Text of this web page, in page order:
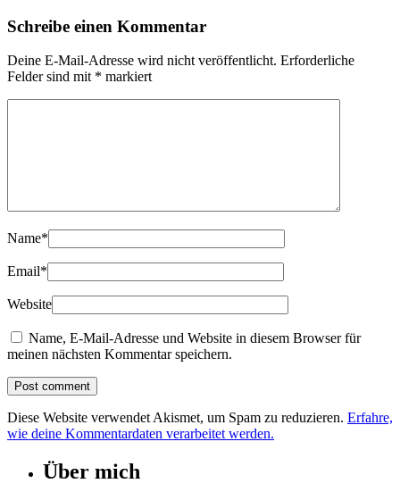
Schreibe einen Kommentar
Deine E-Mail-Adresse wird nicht veröffentlicht. Erforderliche
Felder sind mit * markiert
Name*
Email*
Website
Name, E-Mail-Adresse und Website in diesem Browser für
meinen nächsten Kommentar speichern.
Diese Website verwendet Akismet, um Spam zu reduzieren. Erfahre,
wie deine Kommentardaten verarbeitet werden.
Über mich